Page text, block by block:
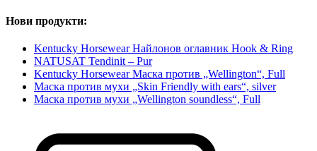
Нови продукти:
Kentucky Horsewear Найлонов оглавник Hook & Ring
NATUSAT Tendinit – Pur
Kentucky Horsewear Маска против „Wellington“, Full
Маска против мухи „Skin Friendly with ears“, silver
Маска против мухи „Wellington soundless“, Full